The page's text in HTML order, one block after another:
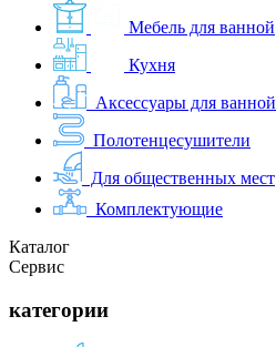
Мебель для ванной
Кухня
Аксессуары для ванной
Полотенцесушители
Для общественных мест
Комплектующие
Каталог
Сервис
категории